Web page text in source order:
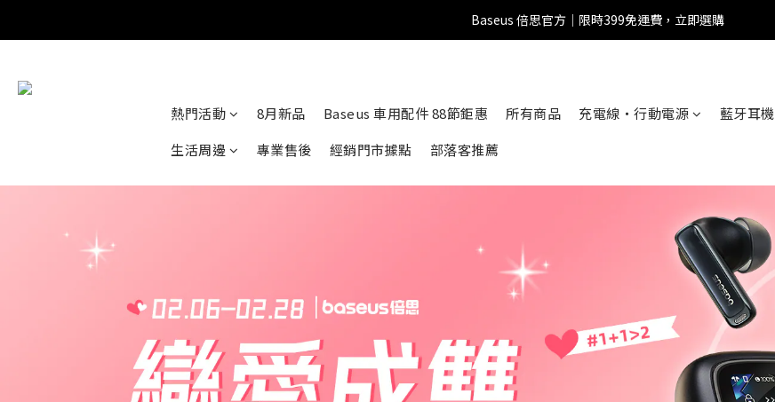
全館滿1500 95折
Baseus 倍思官方｜限時399免運費，立即選購
熱門活動 8月新品 Baseus 車用配件 88節鉅惠 所有商品 充電線・行動電源 藍牙耳機
生活周邊
專業售後 經銷門市據點 部落客推薦